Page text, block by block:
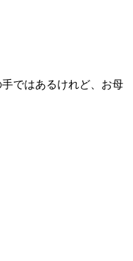
ではあるけれど、お母